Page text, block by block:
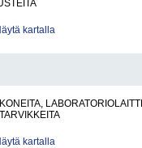
kartalla
kartalla